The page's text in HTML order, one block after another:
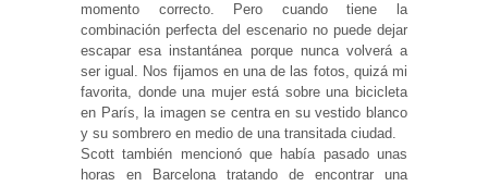
momento correcto. Pero cuando tiene la
combinación perfecta del escenario no puede dejar
escapar esa instantánea porque nunca volverá a
ser igual. Nos fijamos en una de las fotos, quizá mi
favorita, donde una mujer está sobre una bicicleta
en París, la imagen se centra en su vestido blanco
y su sombrero en medio de una transitada ciudad.
Scott también mencionó que había pasado unas
horas en Barcelona tratando de encontrar una
funcione la
web. Para
mejorar la
funcionalidad
y estructura
de la web, en
base a cómo
se usa la